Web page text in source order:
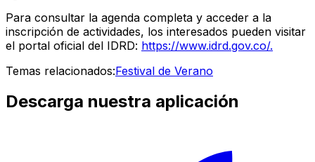
Para consultar la agenda completa y acceder a la
inscripción de actividades, los interesados pueden visitar
el portal oficial del IDRD: https://www.idrd.gov.co/.
Temas relacionados:Festival de Verano
Descarga nuestra aplicación